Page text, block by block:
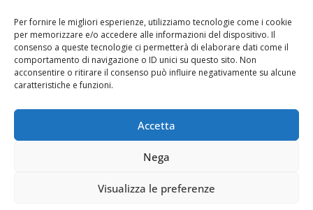
Per fornire le migliori esperienze, utilizziamo tecnologie come i cookie
per memorizzare e/o accedere alle informazioni del dispositivo. Il
consenso a queste tecnologie ci permetterà di elaborare dati come il
comportamento di navigazione o ID unici su questo sito. Non
acconsentire o ritirare il consenso può influire negativamente su alcune
caratteristiche e funzioni.
Accetta
Nega
Visualizza le preferenze
Aut. del tribunale di Catania n.23/2011 del 20/09/2011 Dir.
Resp. Riccardo Orioles.
Associazione Culturale I Siciliani Giovani
via Randazzo 27 Catania